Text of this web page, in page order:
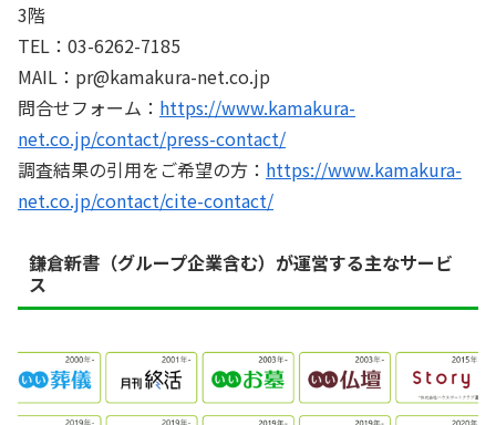
3階
TEL：03-6262-7185
MAIL：pr@kamakura-net.co.jp
問合せフォーム： https://www.kamakura-
net.co.jp/contact/press-contact/
調査結果の引用をご希望の方： https://www.kamakura-
net.co.jp/contact/cite-contact/
鎌倉新書（グループ企業含む）が運営する主なサービ
ス